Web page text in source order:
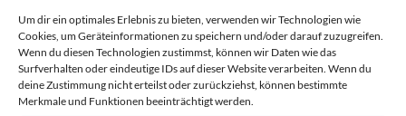
Um dir ein optimales Erlebnis zu bieten, verwenden wir Technologien wie
Cookies, um Geräteinformationen zu speichern und/oder darauf zuzugreifen.
Wenn du diesen Technologien zustimmst, können wir Daten wie das
Surfverhalten oder eindeutige IDs auf dieser Website verarbeiten. Wenn du
deine Zustimmung nicht erteilst oder zurückziehst, können bestimmte
Merkmale und Funktionen beeinträchtigt werden.
Am 13. Mai 2022 findet unsere jährliche
Mitgliederversammlung statt.
Los geht es an diesem Freitag ab 19 Uhr im Vereinsheim.
Alle Mitglieder sind herzlich dazu eingeladen.